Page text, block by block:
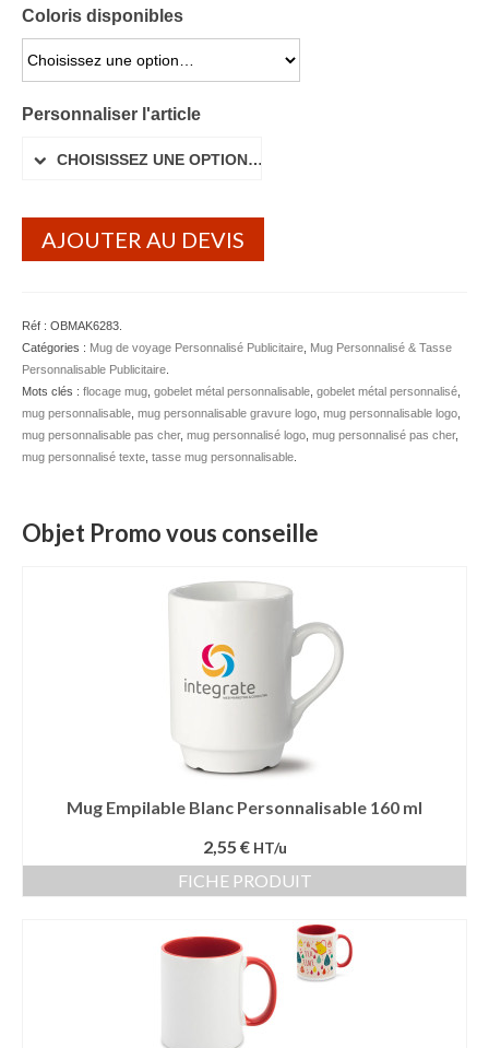
Lunettes de soleil
Porte-badge Tour de cou
Porte-clés personnalisé
Stylo Publicitaire
Gourde & Bouteille
Gourde Personnalisable
Bouteille Personnalisable
Mug & Tasse
Tasse Expresso publicitaire
Bouteille & Mug Isotherme
Bouteille isotherme
Mug isotherme
Chemise Publicitaire
Polo Publicitaire
Tee-shirt publicitaire
Vêtement Haute Visibilité
Coloris disponibles
CHOISISSEZ UNE OPTION…
Personnaliser l'article
CHOISISSEZ UNE OPTION…
AJOUTER AU DEVIS
Réf : OBMAK6283
Catégories : Mug de voyage Personnalisé Publicitaire Mug Personnalisé & Tasse
Personnalisable Publicitaire
Mots clés : flocage mug gobelet métal personnalisable gobelet métal personnalisé
mug personnalisable mug personnalisable gravure logo mug personnalisable logo
mug personnalisable pas cher, mug personnalisé logo mug personnalisé pas cher,
mug personnalisé texte tasse mug personnalisable
Objet Promo vous conseille
Mug Empilable Blanc Personnalisable 160 ml
2,55 € HT/u
FICHE PRODUIT